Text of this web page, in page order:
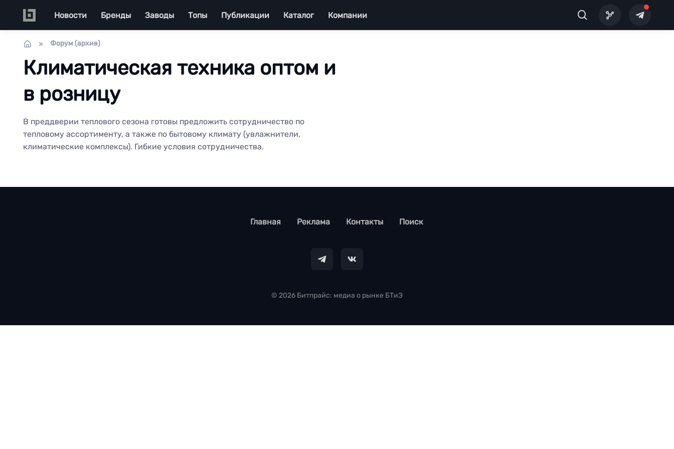
Main navigation
Новости Бренды Заводы Топы Публикации Каталог Компании
Форум (архив)
Климатическая техника оптом и
в розницу
В преддверии теплового сезона готовы предложить сотрудничество по
тепловому ассортименту, а также по бытовому климату (увлажнители,
климатические комплексы). Гибкие условия сотрудничества.
footer
Главная Реклама Контакты Поиск
© 2026 Битпрайс: медиа о рынке БТиЭ